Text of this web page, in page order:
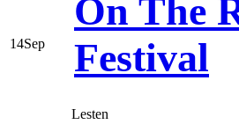
14Sep
On The
Festival
Lesten